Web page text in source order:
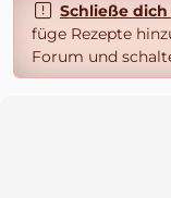
Schließe dich
füge Rezepte
Forum und